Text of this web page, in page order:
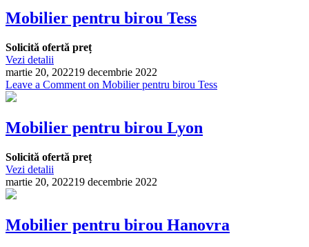
Mobilier pentru birou Tess
Solicită ofertă preț
Vezi detalii
martie 20, 202219 decembrie 2022
Leave a Comment on Mobilier pentru birou Tess
Mobilier pentru birou Lyon
Solicită ofertă preț
Vezi detalii
martie 20, 202219 decembrie 2022
Mobilier pentru birou Hanovra